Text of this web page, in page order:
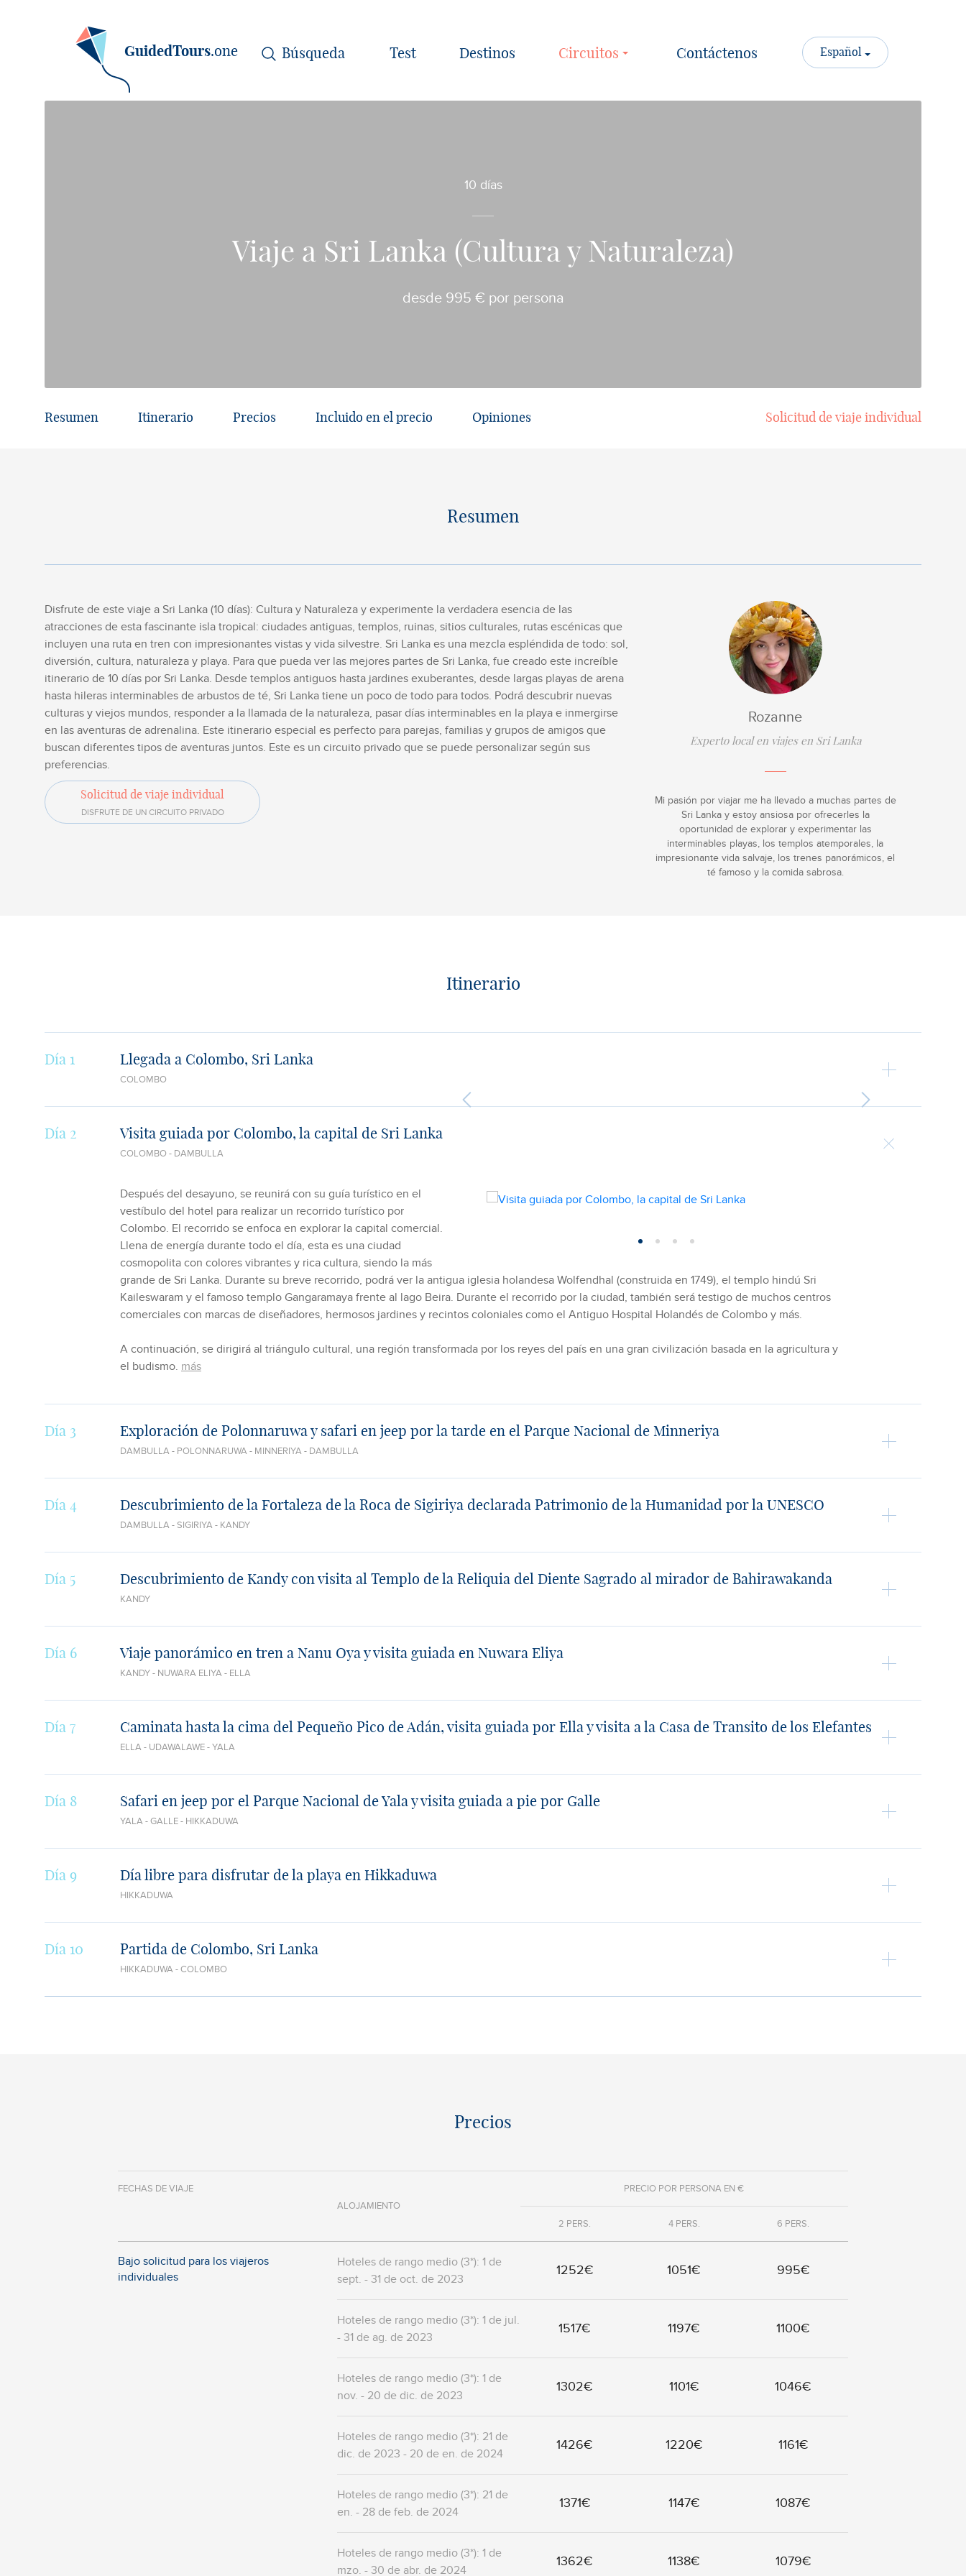
GuidedTours.one Test Destinos Circuitos Contáctenos Español
10 días
Viaje a Sri Lanka (Cultura y Naturaleza)
desde 995 € por persona
Resumen Itinerario Precios Incluido en el precio Opiniones Solicitud de viaje individual
Resumen
Disfrute de este viaje a Sri Lanka (10 días): Cultura y Naturaleza y experimente la verdadera esencia de las
atracciones de esta fascinante isla tropical: ciudades antiguas, templos, ruinas, sitios culturales, rutas escénicas que
incluyen una ruta en tren con impresionantes vistas y vida silvestre. Sri Lanka es una mezcla espléndida de todo: sol,
diversión, cultura, naturaleza y playa. Para que pueda ver las mejores partes de Sri Lanka, fue creado este increíble
itinerario de 10 días por Sri Lanka. Desde templos antiguos hasta jardines exuberantes, desde largas playas de arena
hasta hileras interminables de arbustos de té, Sri Lanka tiene un poco de todo para todos. Podrá descubrir nuevas
culturas y viejos mundos, responder a la llamada de la naturaleza, pasar días interminables en la playa e inmergirse
en las aventuras de adrenalina. Este itinerario especial es perfecto para parejas, familias y grupos de amigos que
buscan diferentes tipos de aventuras juntos. Este es un circuito privado que se puede personalizar según sus
preferencias.
Solicitud de viaje individual
DISFRUTE DE UN CIRCUITO PRIVADO
Rozanne
Experto local en viajes en Sri Lanka
Mi pasión por viajar me ha llevado a muchas partes de
Sri Lanka y estoy ansiosa por ofrecerles la
oportunidad de explorar y experimentar las
interminables playas, los templos atemporales, la
impresionante vida salvaje, los trenes panorámicos, el
té famoso y la comida sabrosa.
Itinerario
Día 1 Llegada a Colombo, Sri Lanka
COLOMBO
Día 2 Visita guiada por Colombo, la capital de Sri Lanka
COLOMBO - DAMBULLA
Después del desayuno, se reunirá con su guía turístico en el
vestíbulo del hotel para realizar un recorrido turístico por
Colombo. El recorrido se enfoca en explorar la capital comercial.
Llena de energía durante todo el día, esta es una ciudad
cosmopolita con colores vibrantes y rica cultura, siendo la más
grande de Sri Lanka. Durante su breve recorrido, podrá ver la antigua iglesia holandesa Wolfendhal (construida en 1749), el templo hindú Sri
Kaileswaram y el famoso templo Gangaramaya frente al lago Beira. Durante el recorrido por la ciudad, también será testigo de muchos centros
comerciales con marcas de diseñadores, hermosos jardines y recintos coloniales como el Antiguo Hospital Holandés de Colombo y más.
A continuación, se dirigirá al triángulo cultural, una región transformada por los reyes del país en una gran civilización basada en la agricultura y
el budismo. más
Día 3 Exploración de Polonnaruwa y safari en jeep por la tarde en el Parque Nacional de Minneriya
DAMBULLA - POLONNARUWA - MINNERIYA - DAMBULLA
Día 4 Descubrimiento de la Fortaleza de la Roca de Sigiriya declarada Patrimonio de la Humanidad por la UNESCO
DAMBULLA - SIGIRIYA - KANDY
Día 5 Descubrimiento de Kandy con visita al Templo de la Reliquia del Diente Sagrado al mirador de Bahirawakanda
KANDY
Día 6 Viaje panorámico en tren a Nanu Oya y visita guiada en Nuwara Eliya
KANDY - NUWARA ELIYA - ELLA
Día 7 Caminata hasta la cima del Pequeño Pico de Adán, visita guiada por Ella y visita a la Casa de Transito de los Elefantes
ELLA - UDAWALAWE - YALA
Día 8 Safari en jeep por el Parque Nacional de Yala y visita guiada a pie por Galle
YALA - GALLE - HIKKADUWA
Día 9 Día libre para disfrutar de la playa en Hikkaduwa
HIKKADUWA
Día 10 Partida de Colombo, Sri Lanka
HIKKADUWA - COLOMBO
Precios
FECHAS DE VIAJE
ALOJAMIENTO
PRECIO POR PERSONA EN €
2 PERS. 4 PERS. 6 PERS.
Bajo solicitud para los viajeros
individuales
Hoteles de rango medio (3*): 1 de
sept. - 31 de oct. de 2023
1252€ 1051€ 995€
Hoteles de rango medio (3*): 1 de jul.
- 31 de ag. de 2023
1517€ 1197€ 1100€
Hoteles de rango medio (3*): 1 de
nov. - 20 de dic. de 2023
1302€ 1101€ 1046€
Hoteles de rango medio (3*): 21 de
dic. de 2023 - 20 de en. de 2024
1426€ 1220€ 1161€
Hoteles de rango medio (3*): 21 de
en. - 28 de feb. de 2024
1371€ 1147€ 1087€
Hoteles de rango medio (3*): 1 de
mzo. - 30 de abr. de 2024
1362€ 1138€ 1079€